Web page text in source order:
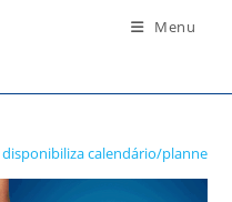
Menu
disponibiliza calendário/planner